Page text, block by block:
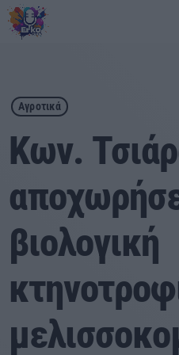
play_arrow ΕΡΚΟ
Αρχική
Εκπομπές
Τοπικά Νέα
Αθλητικά
Αγροτικά
Κων.
βιολογική